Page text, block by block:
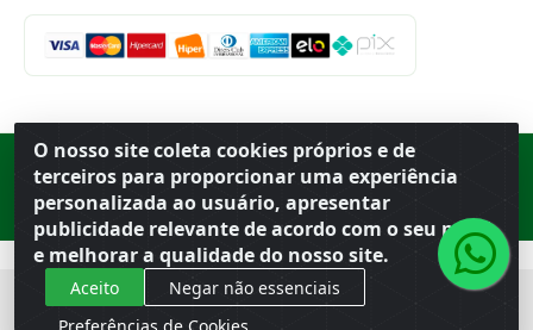
O nosso site coleta cookies próprios e de
terceiros para proporcionar uma experiência
personalizada ao usuário, apresentar
publicidade relevante de acordo com o seu perfil
e melhorar a qualidade do nosso site.
Aceito
Negar não essenciais
Preferências de Cookies
Rod. SP-215, s/n, km 98 — Área Rural Porto Ferreira ·BR
· CEP
· CNPJ 56.679.863/0001-91
© 2026 Atacado Ideal